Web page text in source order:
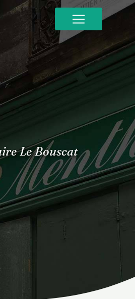
Le Bouscat